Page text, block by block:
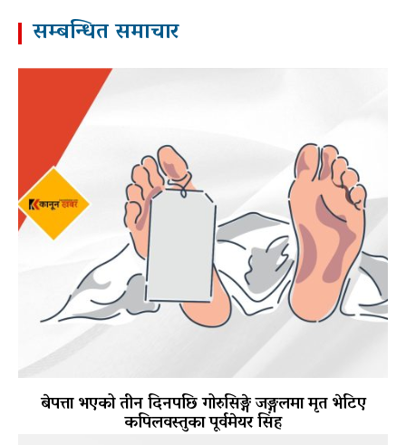
सम्बन्धित समाचार
बेपत्ता भएको तीन दिनपछि गोरुसिङ्गे जङ्गलमा मृत भेटिए
कपिलवस्तुका पूर्वमेयर सिंह